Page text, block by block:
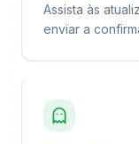
Assista às
enviar a